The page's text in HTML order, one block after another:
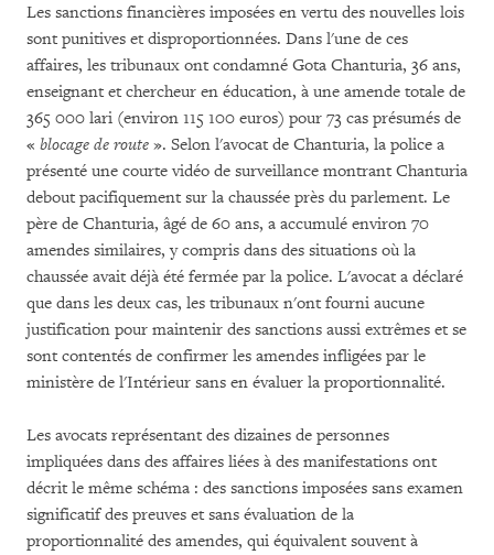
Les sanctions financières imposées en vertu des nouvelles lois
sont punitives et disproportionnées. Dans l'une de ces
affaires, les tribunaux ont condamné Gota Chanturia, 36 ans,
enseignant et chercheur en éducation, à une amende totale de
365 000 lari (environ 115 100 euros) pour 73 cas présumés de
« blocage de route ». Selon l'avocat de Chanturia, la police a
présenté une courte vidéo de surveillance montrant Chanturia
debout pacifiquement sur la chaussée près du parlement. Le
père de Chanturia, âgé de 60 ans, a accumulé environ 70
amendes similaires, y compris dans des situations où la
chaussée avait déjà été fermée par la police. L'avocat a déclaré
que dans les deux cas, les tribunaux n'ont fourni aucune
justification pour maintenir des sanctions aussi extrêmes et se
sont contentés de confirmer les amendes infligées par le
ministère de l'Intérieur sans en évaluer la proportionnalité.
Les avocats représentant des dizaines de personnes
impliquées dans des affaires liées à des manifestations ont
décrit le même schéma : des sanctions imposées sans examen
significatif des preuves et sans évaluation de la
proportionnalité des amendes, qui équivalent souvent à